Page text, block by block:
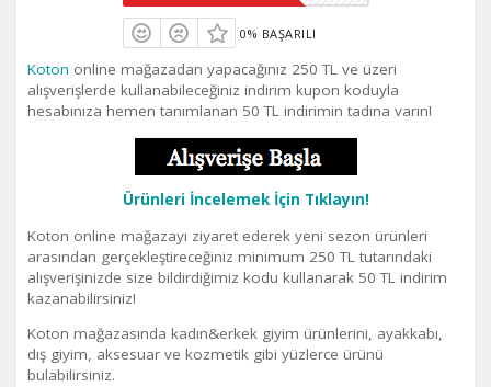
0% BAŞARILI
Koton online mağazadan yapacağınız 250 TL ve üzeri
alışverişlerde kullanabileceğiniz indirim kupon koduyla
hesabınıza hemen tanımlanan 50 TL indirimin tadına varın!
Ürünleri İncelemek İçin Tıklayın!
Koton online mağazayı ziyaret ederek yeni sezon ürünleri
arasından gerçekleştireceğiniz minimum 250 TL tutarındaki
alışverişinizde size bildirdiğimiz kodu kullanarak 50 TL indirim
kazanabilirsiniz!
Koton mağazasında kadın&erkek giyim ürünlerini, ayakkabı,
dış giyim, aksesuar ve kozmetik gibi yüzlerce ürünü
bulabilirsiniz.